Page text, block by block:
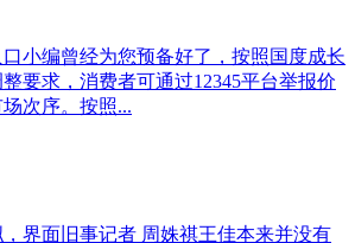
小编曾经为您预备好了，按照国度成长
要求，消费者可通过12345平台举报价
次序。按照...
界面旧事记者 周姝祺王佳本来并没有